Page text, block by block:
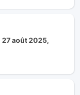
27 août 2025,